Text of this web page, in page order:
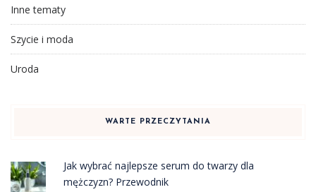
Inne tematy
Szycie i moda
Uroda
WARTE PRZECZYTANIA
Jak wybrać najlepsze serum do twarzy dla
mężczyzn? Przewodnik